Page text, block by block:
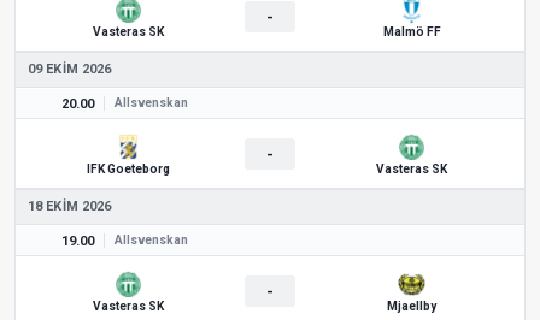
Vasteras SK
-
Malmö FF
09 EKIM 2026
20.00 Allsvenskan
IFK Goeteborg
-
Vasteras SK
18 EKIM 2026
19.00 Allsvenskan
Vasteras SK
-
Mjaellby